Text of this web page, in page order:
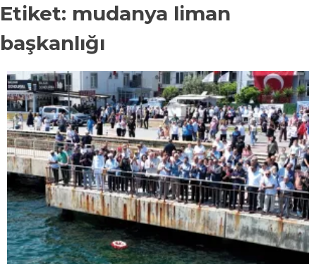
WhatsApp
İhbar Hattı
Facebook
Youtube
Pinterest
Telegram
Etiket: mudanya liman
başkanlığı